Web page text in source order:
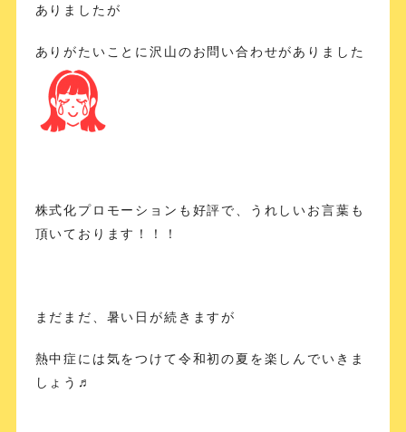
ありましたが
ありがたいことに沢山のお問い合わせがありました
株式化プロモーションも好評で、うれしいお言葉も
頂いております！！！
まだまだ、暑い日が続きますが
熱中症には気をつけて令和初の夏を楽しんでいきま
しょう♬